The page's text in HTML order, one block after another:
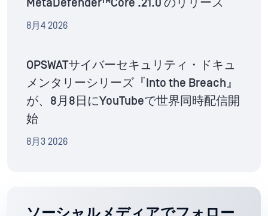
MetaDefender™Core .21.0 のリリース
8月4 2026
OPSWATサイバーセキュリティ・ドキュ
メンタリーシリーズ『Into the Breach』
が、8月8日にYouTubeで世界同時配信開
始
8月3 2026